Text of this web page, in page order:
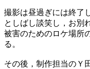
撮影は昼過ぎには終了
としばし談笑し，お別
被害のためのロケ場所
る。
その後，制作担当のＹ